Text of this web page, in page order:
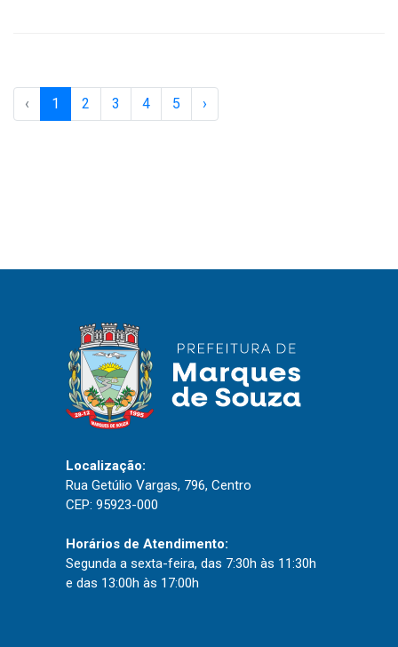
‹ 1 2 3 4 5 ›
Localização:
Rua Getúlio Vargas, 796, Centro
CEP: 95923-000
Horários de Atendimento:
Segunda a sexta-feira, das 7:30h às 11:30h
e das 13:00h às 17:00h